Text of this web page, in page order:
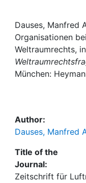
Awards
My FIS
Dauses, Manfred
Organisationen
Weltraumrechts,
München:
Author:
Dauses, Manfred
Title of the
Journal:
Zeitschrift für